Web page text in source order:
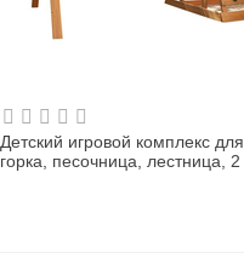
Детский игровой комплекс
горка, песочница, лестница,